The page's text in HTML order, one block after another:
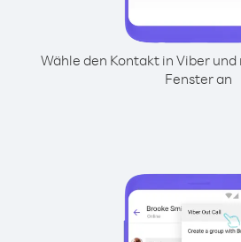
Wähle den Kontakt in Viber
Fenster an